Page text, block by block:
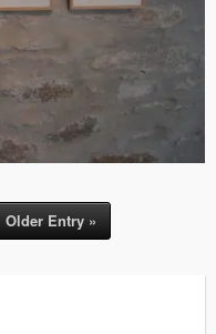
Older Entry »